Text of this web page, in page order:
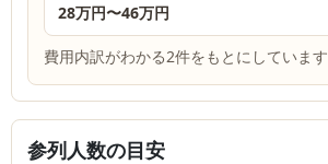
28万円〜46万円
費用内訳がわかる2件をもとにしています
参列人数の目安